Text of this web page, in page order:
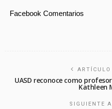
Facebook Comentarios
ARTÍCULO
UASD reconoce como
Kathleen
SIGUIENTE